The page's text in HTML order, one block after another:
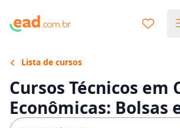
Lista de cursos
Cursos Técnicos em
Econômicas: Bolsas